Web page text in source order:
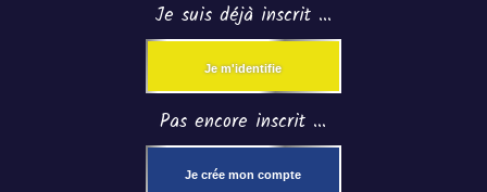
Je suis déjà inscrit ...
Je m'identifie
Pas encore inscrit ...
Je crée mon compte